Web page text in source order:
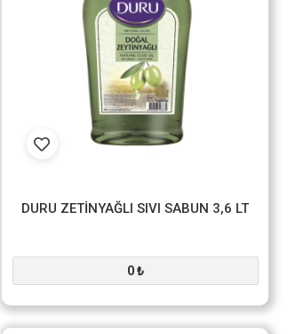
DURU ZETİNYAĞLI SIVI SABUN 3,6 LT
0 ₺